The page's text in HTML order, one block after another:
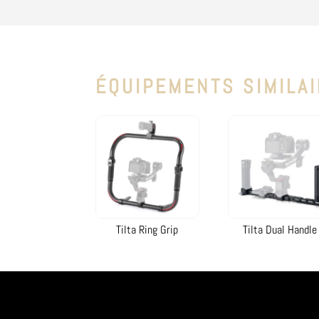
ÉQUIPEMENTS
Tilta Ring Grip Tilta Dual Handle